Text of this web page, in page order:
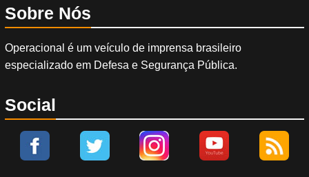
Sobre Nós
Operacional é um veículo de imprensa brasileiro
especializado em Defesa e Segurança Pública.
Social